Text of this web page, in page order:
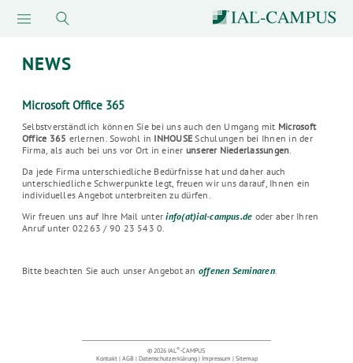
NEWS
Microsoft Office 365
Selbstverständlich können Sie bei uns auch den Umgang mit Microsoft
Office 365 erlernen. Sowohl in INHOUSESchulungen bei Ihnen in der
Firma, als auch bei uns vor Ort in einer unserer Niederlassungen.
Da jede Firma unterschiedliche Bedürfnisse hat und daher auch
unterschiedliche Schwerpunkte legt, freuen wir uns darauf, Ihnen ein
individuelles Angebot unterbreiten zu dürfen.
Wir freuen uns auf Ihre Mail unterinfo(at)ial-campus.de oder aber Ihren
Anruf unter 02263 / 90 23 543 0.
Bitte beachten Sie auch unser Angebot an offenen Seminaren.
© 2026 IAL ®-CAMPUS
Kontakt|AGB|Datenschutzerklärung|Impressum |Sitemap